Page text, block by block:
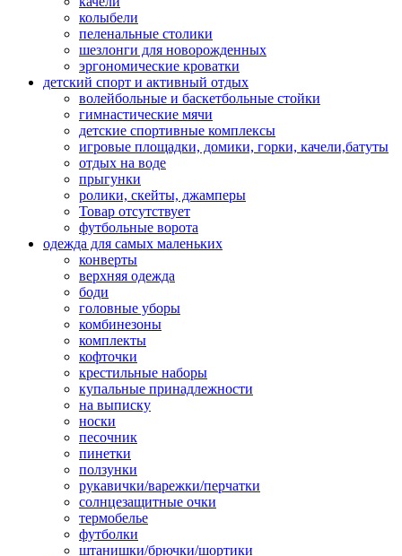
колыбели
пеленальные столики
шезлонги для новорожденных
эргономические кроватки
детский спорт и активный отдых
волейбольные и баскетбольные стойки
гимнастические мячи
детские спортивные комплексы
игровые площадки, домики, горки, качели,батуты
отдых на воде
прыгунки
ролики, скейты, джамперы
Товар отсутствует
футбольные ворота
одежда для самых маленьких
конверты
верхняя одежда
боди
головные уборы
комбинезоны
комплекты
кофточки
крестильные наборы
купальные принадлежности
на выписку
носки
песочник
пинетки
ползунки
рукавички/варежки/перчатки
солнцезащитные очки
термобелье
футболки
штанишки/брючки/шортики